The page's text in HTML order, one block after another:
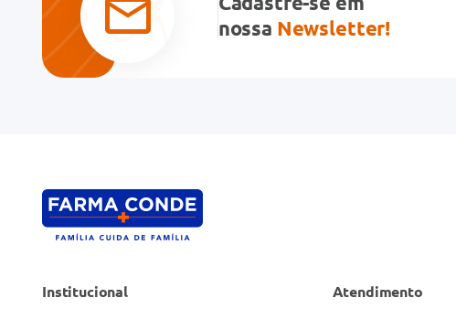
Seu nome
nossa Newsletter!
Institucional Atendimento